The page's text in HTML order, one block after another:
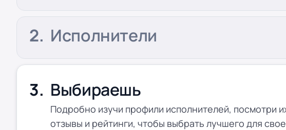
Исполнители
Выбираешь
Подробно изучи профили исполнителей, посмотри
отзывы и рейтинги, чтобы выбрать лучшего для